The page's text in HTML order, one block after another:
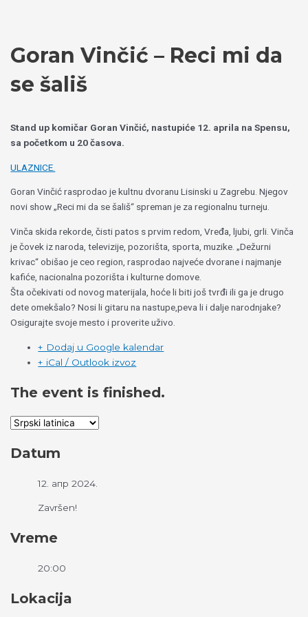
Goran Vinčić – Reci mi da
se šališ
Stand up komičar Goran Vinčić, nastupiće 12. aprila na Spensu,
sa početkom u 20 časova.
ULAZNICE.
Goran Vinčić rasprodao je kultnu dvoranu Lisinski u Zagrebu. Njegov
novi show „Reci mi da se šališ“ spreman je za regionalnu turneju.
Vinča skida rekorde, čisti patos s prvim redom, Vređa, ljubi, grli. Vinča
je čovek iz naroda, televizije, pozorišta, sporta, muzike. „Dežurni
krivac“ obišao je ceo region, rasprodao najveće dvorane i najmanje
kafiće, nacionalna pozorišta i kulturne domove.
Šta očekivati od novog materijala, hoće li biti još tvrđi ili ga je drugo
dete omekšalo? Nosi li gitaru na nastupe,peva li i dalje narodnjake?
Osigurajte svoje mesto i proverite uživo.
+ Dodaj u Google kalendar
+ iCal / Outlook izvoz
The event is finished.
Datum
12. апр 2024.
Završen!
Vreme
20:00
Lokacija